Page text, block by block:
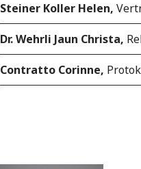
Steiner Koller Helen,
Dr. Wehrli Jaun Christa,
Contratto Corinne,